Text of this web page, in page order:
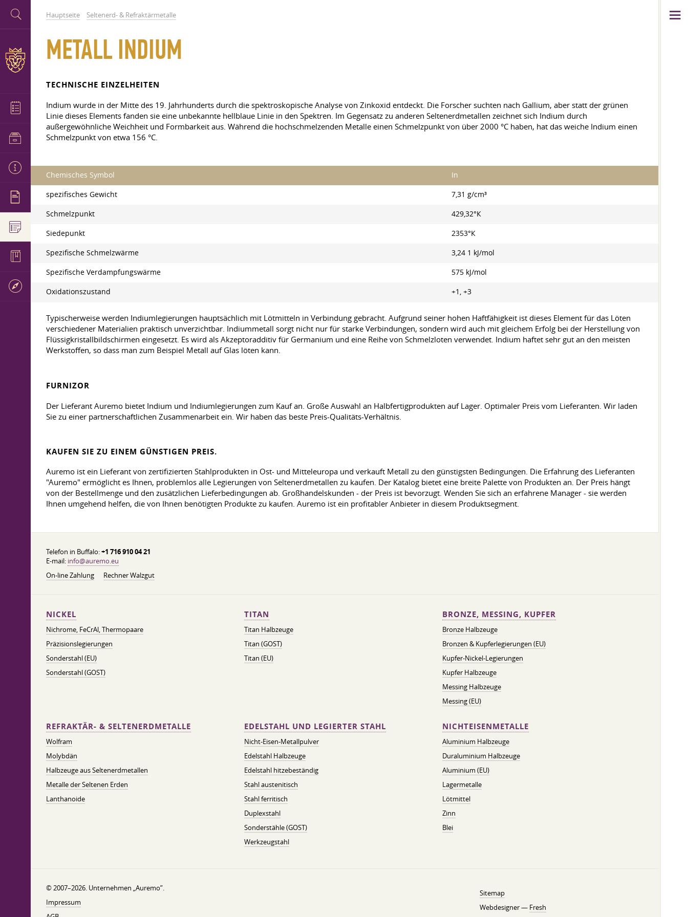
Hauptseite Seltenerd- & Refraktärmetalle
METALL INDIUM
TECHNISCHE EINZELHEITEN
Indium wurde in der Mitte des 19. Jahrhunderts durch die spektroskopische Analyse von Zinkoxid entdeckt. Die Forscher suchten nach Gallium, aber statt der grünen
Linie dieses Elements fanden sie eine unbekannte hellblaue Linie in den Spektren. Im Gegensatz zu anderen Seltenerdmetallen zeichnet sich Indium durch
außergewöhnliche Weichheit und Formbarkeit aus. Während die hochschmelzenden Metalle einen Schmelzpunkt von über 2000 °C haben, hat das weiche Indium einen
Schmelzpunkt von etwa 156 °C.
Chemisches Symbol In
spezifisches Gewicht 7,31 g/cm³
Schmelzpunkt 429,32°К
Siedepunkt 2353°К
Spezifische Schmelzwärme 3,24 1 kJ/mol
Spezifische Verdampfungswärme 575 kJ/mol
Oxidationszustand +1, +3
Typischerweise werden Indiumlegierungen hauptsächlich mit Lötmitteln in Verbindung gebracht. Aufgrund seiner hohen Haftfähigkeit ist dieses Element für das Löten
verschiedener Materialien praktisch unverzichtbar. Indiummetall sorgt nicht nur für starke Verbindungen, sondern wird auch mit gleichem Erfolg bei der Herstellung von
Flüssigkristallbildschirmen eingesetzt. Es wird als Akzeptoradditiv für Germanium und eine Reihe von Schmelzloten verwendet. Indium haftet sehr gut an den meisten
Werkstoffen, so dass man zum Beispiel Metall auf Glas löten kann.
FURNIZOR
Der Lieferant Auremo bietet Indium und Indiumlegierungen zum Kauf an. Große Auswahl an Halbfertigprodukten auf Lager. Optimaler Preis vom Lieferanten. Wir laden
Sie zu einer partnerschaftlichen Zusammenarbeit ein. Wir haben das beste Preis-Qualitäts-Verhältnis.
KAUFEN SIE ZU EINEM GÜNSTIGEN PREIS.
Auremo ist ein Lieferant von zertifizierten Stahlprodukten in Ost- und Mitteleuropa und verkauft Metall zu den günstigsten Bedingungen. Die Erfahrung des Lieferanten
"Auremo" ermöglicht es Ihnen, problemlos alle Legierungen von Seltenerdmetallen zu kaufen. Der Katalog bietet eine breite Palette von Produkten an. Der Preis hängt
von der Bestellmenge und den zusätzlichen Lieferbedingungen ab. Großhandelskunden - der Preis ist bevorzugt. Wenden Sie sich an erfahrene Manager - sie werden
Ihnen umgehend helfen, die von Ihnen benötigten Produkte zu kaufen. Auremo ist ein profitabler Anbieter in diesem Produktsegment.
Telefon in Buffalo:+1 716 910 04 21
E-mail: info@auremo.eu
On-line Zahlung
Rechner Walzgut
NICKEL
Nichrome, FeСrAl, ​​Thermopaare
Präzisionslegierungen
Sonderstahl (EU)
Sonderstahl (GOST)
TITAN
Titan Halbzeuge
Titan (GOST)
Titan (EU)
BRONZE, MESSING, KUPFER
Bronze Halbzeuge
Bronzen & Kupferlegierungen (EU)
Kupfer-Nickel-Legierungen
Kupfer Halbzeuge
Messing Halbzeuge
Messing (EU)
REFRAKTÄR- & SELTENERDMETALLE
Wolfram
Molybdän
Halbzeuge aus Seltenerdmetallen
Metalle der Seltenen Erden
Lanthanoide
EDELSTAHL UND LEGIERTER STAHL
Nicht-Eisen-Metallpulver
Edelstahl Halbzeuge
Edelstahl hitzebeständig
Stahl austenitisch
Stahl ferritisch
Duplexstahl
Sonderstähle (GOST)
Werkzeugstahl
NICHTEISENMETALLE
Aluminium Halbzeuge
Duraluminium Halbzeuge
Aluminium (EU)
Lagermetalle
Lötmittel
Zinn
Blei
© 2007–2026. Unternehmen „Auremo”.
Impressum
Sitemap
Webdesigner — Fresh